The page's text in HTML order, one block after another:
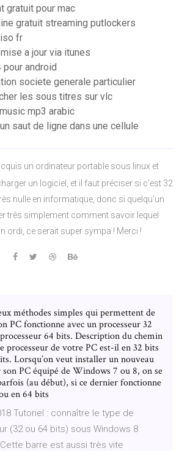
gratuit pour mac
gratuit streaming putlockers
fr
a jour via itunes
android
societe generale particulier
les sous titres sur vlc
mp3 arabic
saut de ligne dans une cellule
un ordinateur portable sous linux et
un logiciel, et il faut préciser si c'est 32
nulle en informatique, donc si quelqu'un
très simplement comment savoir lequel
ordi, ce serait super sympa ! Merci !
méthodes simples qui permettent de
PC fonctionne avec un processeur 32
64 bits. Description du chemin
processeur de votre PC est-il en 32 bits
Lorsqu’on veut installer un nouveau
PC équipé de Windows 7 ou 8, on se
(au début), si ce dernier fonctionne
en 64 bits
Tutoriel : connaître le type de
(32 ou 64 bits) sous Windows 8
Cette barre est aussi très vite